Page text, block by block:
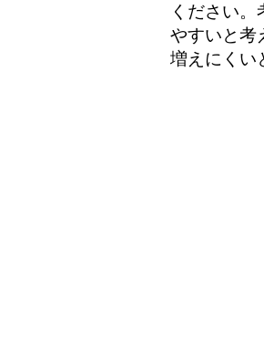
ください
やすいと考
増えにくい